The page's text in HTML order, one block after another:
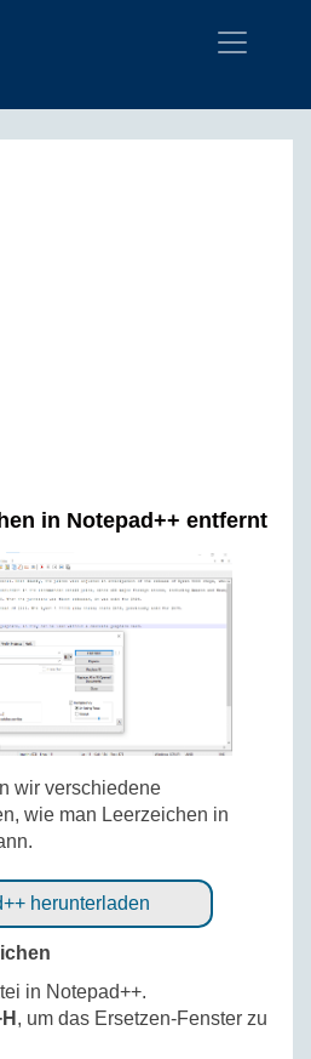
in Notepad++ entfernt
wir verschiedene
wie man Leerzeichen in
herunterladen
in Notepad++.
, um das Ersetzen-Fenster zu